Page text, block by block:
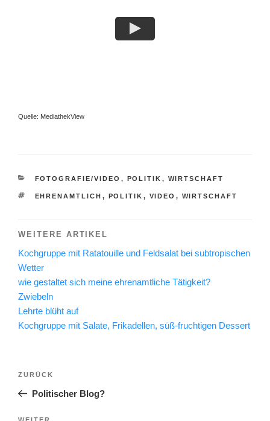
Quelle: MediathekView
KATEGORIEN
FOTOGRAFIE/VIDEO , POLITIK , WIRTSCHAFT
SCHLAGWÖRTER
EHRENAMTLICH , POLITIK , VIDEO , WIRTSCHAFT
WEITERE ARTIKEL
Kochgruppe mit Ratatouille und Feldsalat bei subtropischen
Wetter
wie gestaltet sich meine ehrenamtliche Tätigkeit?
Zwiebeln
Lehrte blüht auf
Kochgruppe mit Salate, Frikadellen, süß-fruchtigen Dessert
Beitragsnavigation
Vorheriger
Beitrag
ZURÜCK
Politischer Blog?